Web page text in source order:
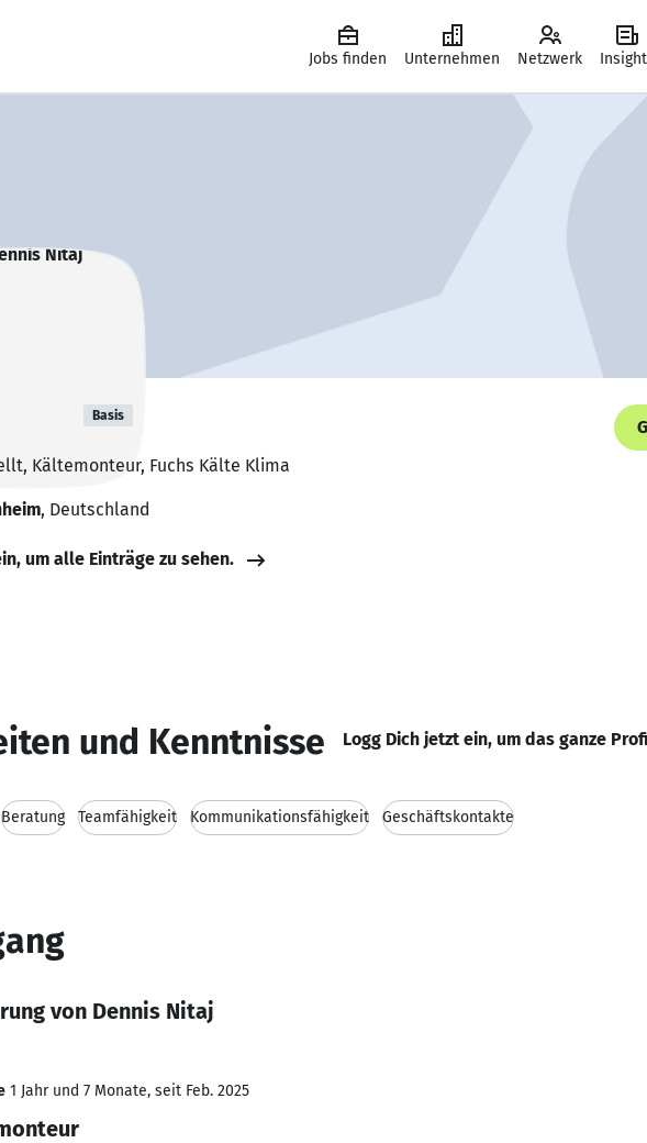
Jobs finden Unternehmen Netzwerk
Basis
Kältemonteur, Fuchs Kälte Klima
, Deutschland
um alle Einträge zu sehen.
und Kenntnisse Logg Dich jetzt ein, um das ganze
Beratung Teamfähigkeit Kommunikationsfähigkeit Geschäftskontakte
von Dennis Nitaj
1 Jahr und 7 Monate, seit Feb. 2025